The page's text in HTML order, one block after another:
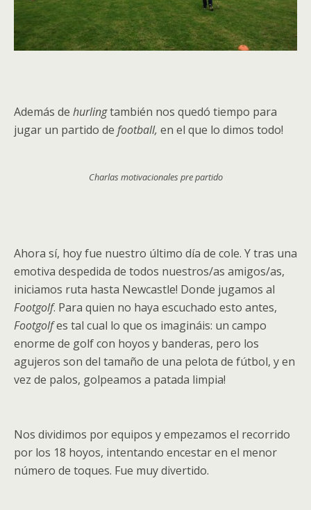
Además de hurlingtambién nos quedó tiempo para
jugar un partido de football, en el que lo dimos todo!
Charlas motivacionales pre partido
Ahora sí, hoy fue nuestro último día de cole. Y tras una
emotiva despedida de todos nuestros/as amigos/as,
iniciamos ruta hasta Newcastle! Donde jugamos al
Footgolf. Para quien no haya escuchado esto antes,
Footgolfes tal cual lo que os imagináis: un campo
enorme de golf con hoyos y banderas, pero los
agujeros son del tamaño de una pelota de fútbol, y en
vez de palos, golpeamos a patada limpia!
Nos dividimos por equipos y empezamos el recorrido
por los 18 hoyos, intentando encestar en el menor
número de toques. Fue muy divertido.